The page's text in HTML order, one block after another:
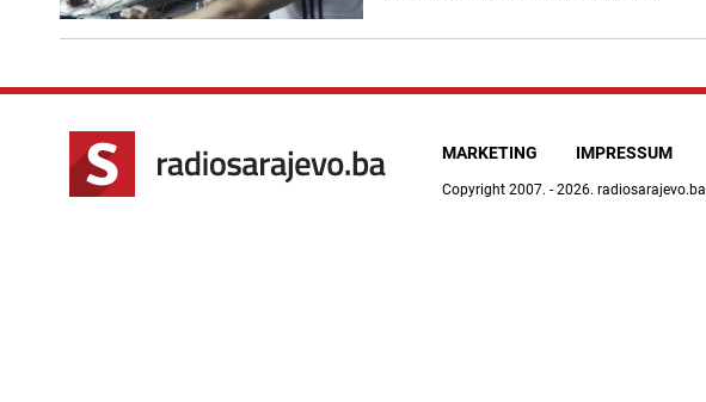
MARKETING IMPRESSUM
Copyright 2007. - 2026. radiosarajevo.ba